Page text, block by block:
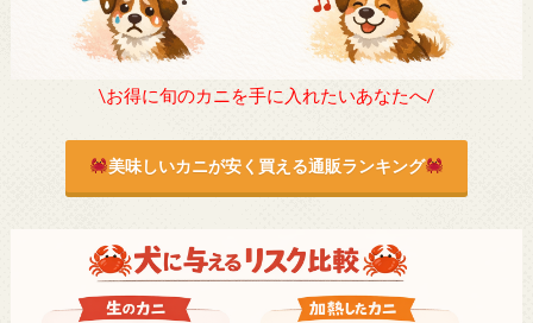
\お得に旬のカニを手に入れたいあなたへ/
美味しいカニが安く買える通販ランキング